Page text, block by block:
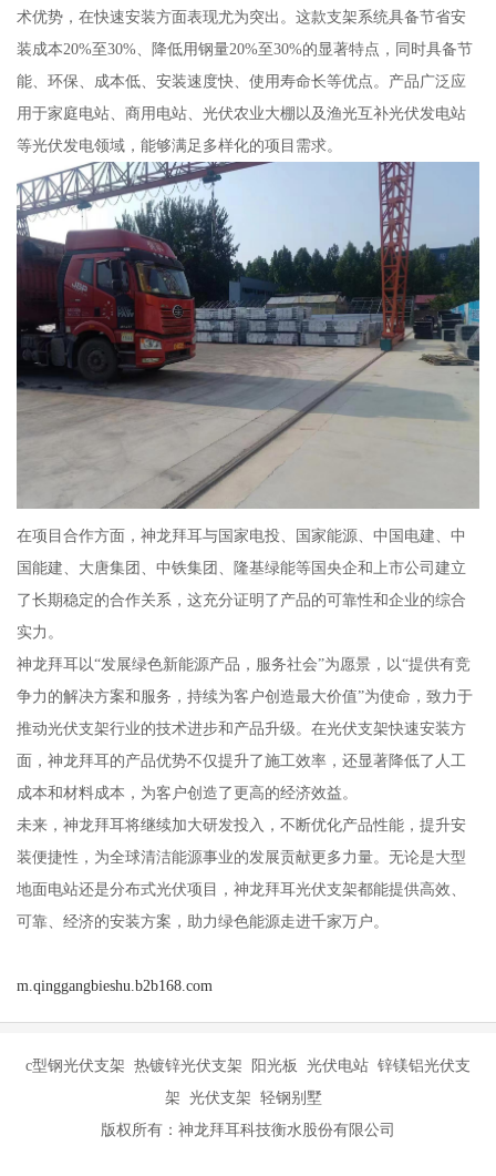
术优势，在快速安装方面表现尤为突出。这款支架系统具备节省安
装成本20%至30%、降低用钢量20%至30%的显著特点，同时具备节
能、环保、成本低、安装速度快、使用寿命长等优点。产品广泛应
用于家庭电站、商用电站、光伏农业大棚以及渔光互补光伏发电站
等光伏发电领域，能够满足多样化的项目需求。
在项目合作方面，神龙拜耳与国家电投、国家能源、中国电建、中
国能建、大唐集团、中铁集团、隆基绿能等国央企和上市公司建立
了长期稳定的合作关系，这充分证明了产品的可靠性和企业的综合
实力。
神龙拜耳以“发展绿色新能源产品，服务社会”为愿景，以“提供有竞
争力的解决方案和服务，持续为客户创造最大价值”为使命，致力于
推动光伏支架行业的技术进步和产品升级。在光伏支架快速安装方
面，神龙拜耳的产品优势不仅提升了施工效率，还显著降低了人工
成本和材料成本，为客户创造了更高的经济效益。
未来，神龙拜耳将继续加大研发投入，不断优化产品性能，提升安
装便捷性，为全球清洁能源事业的发展贡献更多力量。无论是大型
地面电站还是分布式光伏项目，神龙拜耳光伏支架都能提供高效、
可靠、经济的安装方案，助力绿色能源走进千家万户。
m.qinggangbieshu.b2b168.com
c型钢光伏支架 热镀锌光伏支架 阳光板 光伏电站 锌镁铝光伏支
架 光伏支架 轻钢别墅
版权所有：神龙拜耳科技衡水股份有限公司